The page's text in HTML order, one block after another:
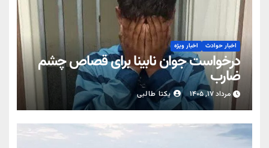
اخبار حوادث اخبار ویژه
درخواست جوان نابینا برای قصاص چشم
ضارب
مرداد ۱۷, ۱۴۰۵ یکتا طالبی